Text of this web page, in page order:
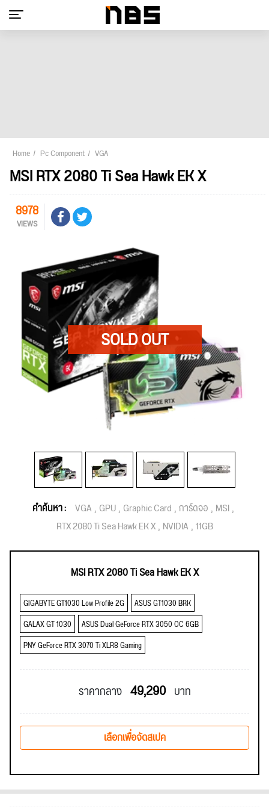
Home Pc Component VGA
MSI RTX 2080 Ti Sea Hawk EK X
8978
VIEWS
คำค้นหา : VGA GPU Graphic Card การ์ดจอ MSI
RTX 2080 Ti Sea Hawk EK X NVIDIA 11GB
MSI RTX 2080 Ti Sea Hawk EK X
GIGABYTE GT1030 Low Profile 2G
ASUS GT1030 BRK
GALAX GT 1030
ASUS Dual GeForce RTX 3050 OC 6GB
PNY GeForce RTX 3070 Ti XLR8 Gaming
ราคากลาง 49,290 บาท
เลือกเพื่อจัดสเปค